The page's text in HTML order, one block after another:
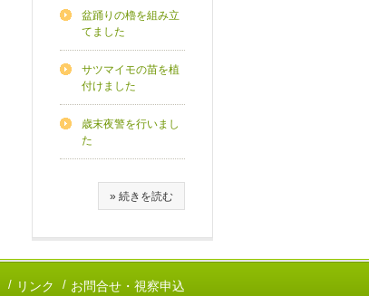
盆踊りの櫓を組み立
てました
サツマイモの苗を植
付けました
歳末夜警を行いまし
た
» 続きを読む
リンク お問合せ・視察申込